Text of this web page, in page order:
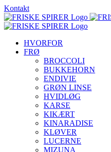
Skip
to
content
Kontakt
HVORFOR
FRØ
BROCCOLI
BUKKEHORN
ENDIVIE
GRØN LINSE
HVIDLØG
KARSE
KIKÆRT
KINARADISE
KLØVER
LUCERNE
MIZUNA